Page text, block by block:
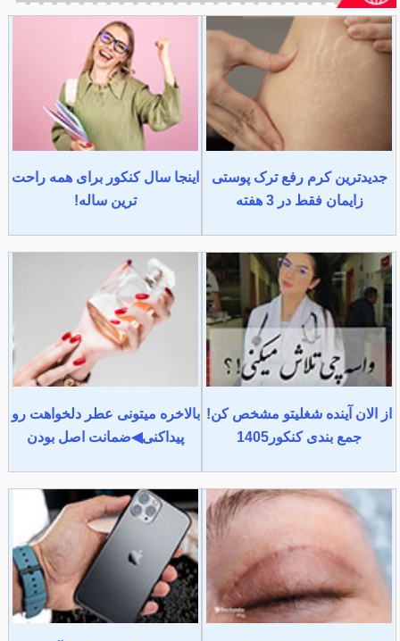
جدیدترین کرم رفع ترک پوستی
زایمان فقط در 3 هفته
اینجا سال کنکور برای همه راحت
ترین ساله!
از الان آینده شغلیتو مشخص کن!
جمع بندی کنکور1405
بالاخره میتونی عطر دلخواهت رو
پیداکنی◀ضمانت اصل بودن